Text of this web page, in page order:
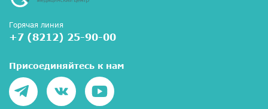
Горячая линия
+7 (8212) 25-90-00
Присоединяйтесь к нам